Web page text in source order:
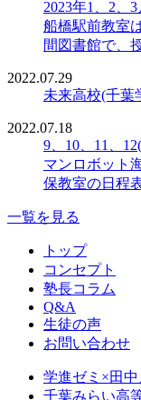
2023年1、2、
船橋駅前教室
間図書館で、
2022.07.29
未来高校(千葉
2022.07.18
9、10、11、
マンロボット
保教室の日程
一覧を見る
トップ
コンセプト
塾長コラム
Q&A
生徒の声
お問い合わせ
学進ゼミ×田中
千葉みらい高